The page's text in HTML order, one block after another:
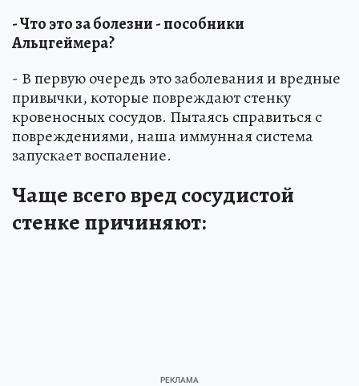
- Что это за болезни - пособники
Альцгеймера?
- В первую очередь это заболевания и вредные
привычки, которые повреждают стенку
кровеносных сосудов. Пытаясь справиться с
повреждениями, наша иммунная система
запускает воспаление.
Чаще всего вред сосудистой
стенке причиняют: